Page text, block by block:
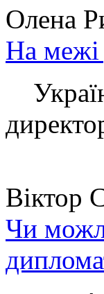
Олена
На межі
Віктор
Чи